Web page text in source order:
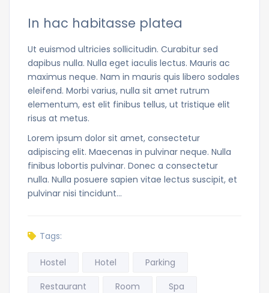
In hac habitasse platea
Ut euismod ultricies sollicitudin. Curabitur sed
dapibus nulla. Nulla eget iaculis lectus. Mauris ac
maximus neque. Nam in mauris quis libero sodales
eleifend. Morbi varius, nulla sit amet rutrum
elementum, est elit finibus tellus, ut tristique elit
risus at metus.
Lorem ipsum dolor sit amet, consectetur
adipiscing elit. Maecenas in pulvinar neque. Nulla
finibus lobortis pulvinar. Donec a consectetur
nulla. Nulla posuere sapien vitae lectus suscipit, et
pulvinar nisi tincidunt…
Tags:
Hostel Hotel
Parking
Restaurant
Room Spa